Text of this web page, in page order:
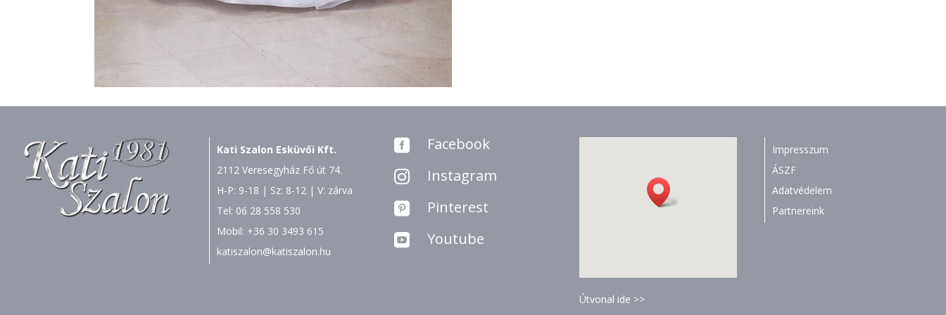
Kati Szalon Esküvői Kft.
2112 Veresegyház Fő út 74.
H-P: 9-18 | Sz: 8-12 | V: zárva
Tel: 06 28 558 530
Mobil: +36 30 3493 615
katiszalon@katiszalon.hu
 Facebook
 Instagram
 Pinterest
 Youtube
Útvonal ide >>
Impresszum
ÁSZF
Adatvédelem
Partnereink